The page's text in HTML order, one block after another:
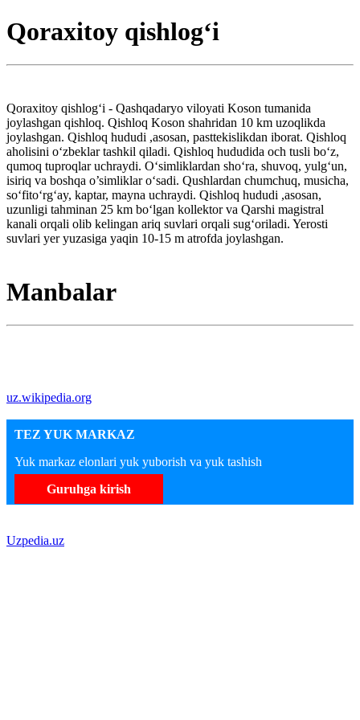
Qoraxitoy qishlogʻi
Qoraxitoy qishlogʻi - Qashqadaryo viloyati Koson tumanida
joylashgan qishloq. Qishloq Koson shahridan 10 km uzoqlikda
joylashgan. Qishloq hududi ,asosan, pasttekislikdan iborat. Qishloq
aholisini oʻzbeklar tashkil qiladi. Qishloq hududida och tusli boʻz,
qumoq tuproqlar uchraydi. Oʻsimliklardan shoʻra, shuvoq, yulgʻun,
isiriq va boshqa o’simliklar oʻsadi. Qushlardan chumchuq, musicha,
soʻfitoʻrgʻay, kaptar, mayna uchraydi. Qishloq hududi ,asosan,
uzunligi tahminan 25 km boʻlgan kollektor va Qarshi magistral
kanali orqali olib kelingan ariq suvlari orqali sugʻoriladi. Yerosti
suvlari yer yuzasiga yaqin 10-15 m atrofda joylashgan.
Manbalar
uz.wikipedia.org
TEZ YUK MARKAZ
Yuk markaz elonlari yuk yuborish va yuk tashish
Guruhga kirish
Uzpedia.uz